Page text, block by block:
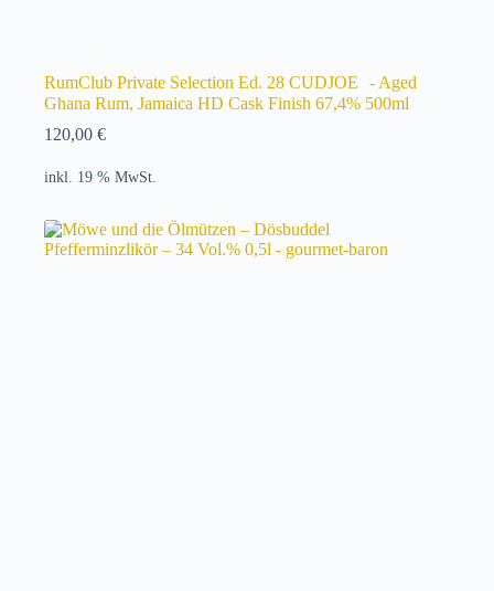
RumClub Private Selection Ed. 28 CUDJOE - Aged
Ghana Rum, Jamaica HD Cask Finish 67,4% 500ml
120,00 €
inkl. 19 % MwSt.